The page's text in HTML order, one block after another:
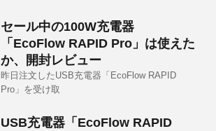
セール中の100W充電器
「EcoFlow RAPID Pro」は使えた
か、開封レビュー
昨日注文したUSB充電器「EcoFlow RAPID
Pro」を受け取
USB充電器「EcoFlow RAPID